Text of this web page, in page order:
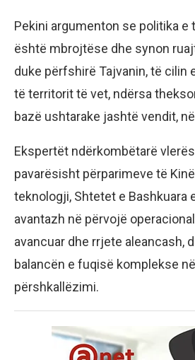
Pekini argumenton se politika
është mbrojtëse dhe synon
duke përfshirë Tajvanin, të cilin
të territorit të vet, ndërsa
bazë ushtarake jashtë vendit,
Ekspertët ndërkombëtarë
pavarësisht përparimeve të
teknologji, Shtetet e Bashkuara
avantazh në përvojë
avancuar dhe rrjete aleancash,
balancën e fuqisë komplekse
përshkallëzimi.